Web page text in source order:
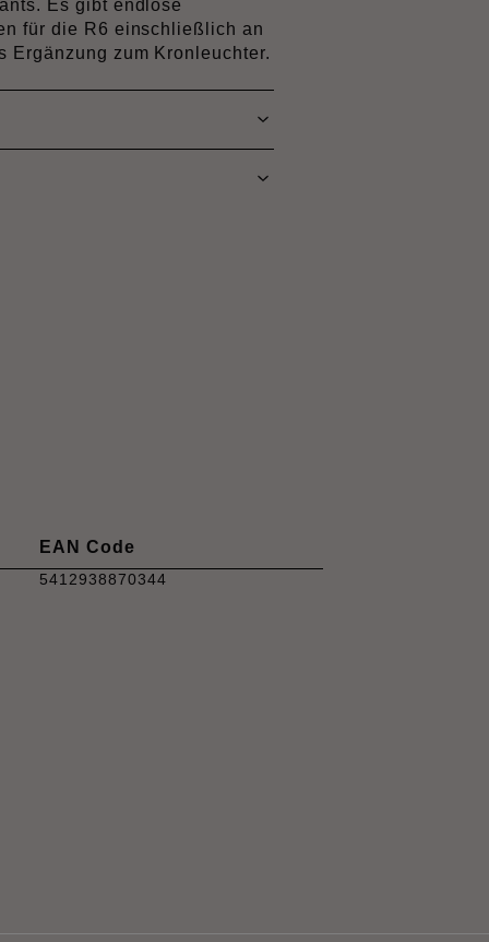
Es gibt endlose
für die R6 einschließlich an
Ergänzung zum Kronleuchter.
EAN Code
5412938870344